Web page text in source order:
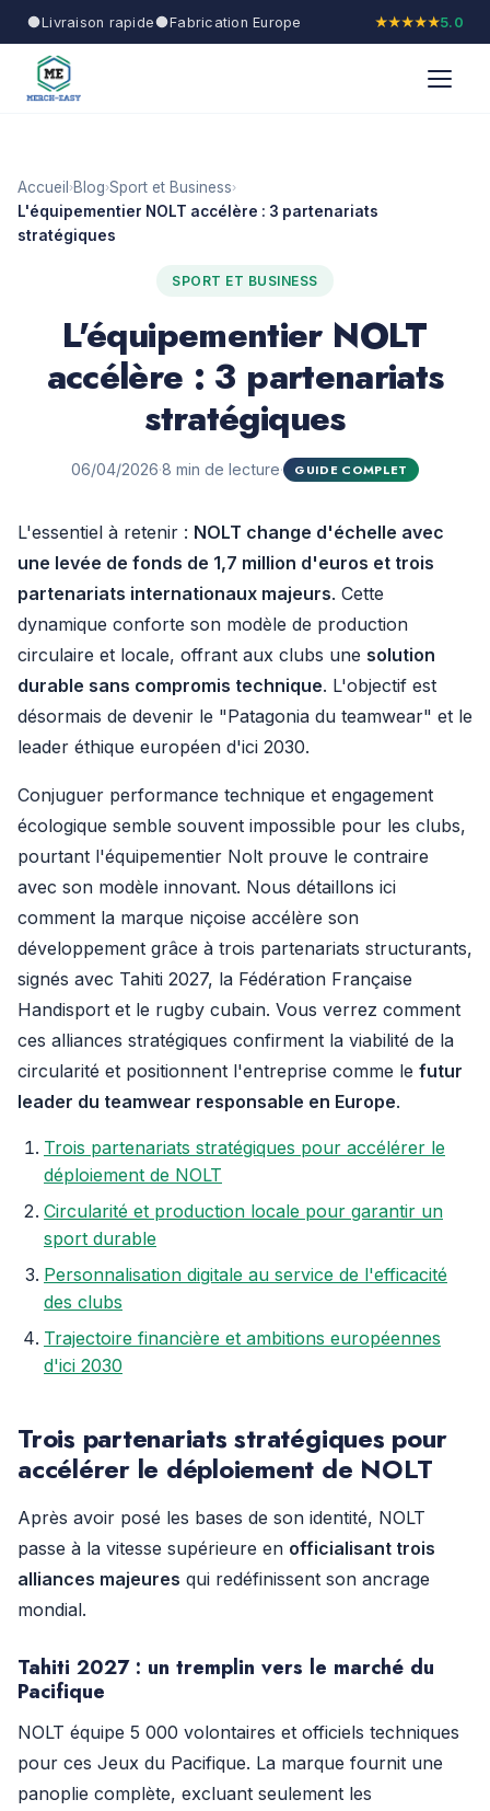
Livraison rapide Fabrication Europe ★★★★★5.0
Accueil ›Blog›Sport et Business›
L'équipementier NOLT accélère : 3 partenariats
stratégiques
SPORT ET BUSINESS
L'équipementier NOLT
accélère : 3 partenariats
stratégiques
06/04/2026·8 min de lecture· GUIDE COMPLET
L'essentiel à retenir : NOLT change d'échelle avec
une levée de fonds de 1,7 million d'euros et trois
partenariats internationaux majeurs. Cette
dynamique conforte son modèle de production
circulaire et locale, offrant aux clubs une solution
durable sans compromis technique. L'objectif est
désormais de devenir le "Patagonia du teamwear" et le
leader éthique européen d'ici 2030.
Conjuguer performance technique et engagement
écologique semble souvent impossible pour les clubs,
pourtant l'équipementier Nolt prouve le contraire
avec son modèle innovant. Nous détaillons ici
comment la marque niçoise accélère son
développement grâce à trois partenariats structurants,
signés avec Tahiti 2027, la Fédération Française
Handisport et le rugby cubain. Vous verrez comment
ces alliances stratégiques confirment la viabilité de la
circularité et positionnent l'entreprise comme le futur
leader du teamwear responsable en Europe.
Trois partenariats stratégiques pour accélérer le
déploiement de NOLT
Circularité et production locale pour garantir un
sport durable
Personnalisation digitale au service de l'efficacité
des clubs
Trajectoire financière et ambitions européennes
d'ici 2030
Trois partenariats stratégiques pour
accélérer le déploiement de NOLT
Après avoir posé les bases de son identité, NOLT
passe à la vitesse supérieure en officialisant trois
alliances majeures qui redéfinissent son ancrage
mondial.
Tahiti 2027 : un tremplin vers le marché du
Pacifique
NOLT équipe 5 000 volontaires et officiels techniques
pour ces Jeux du Pacifique. La marque fournit une
panoplie complète, excluant seulement les